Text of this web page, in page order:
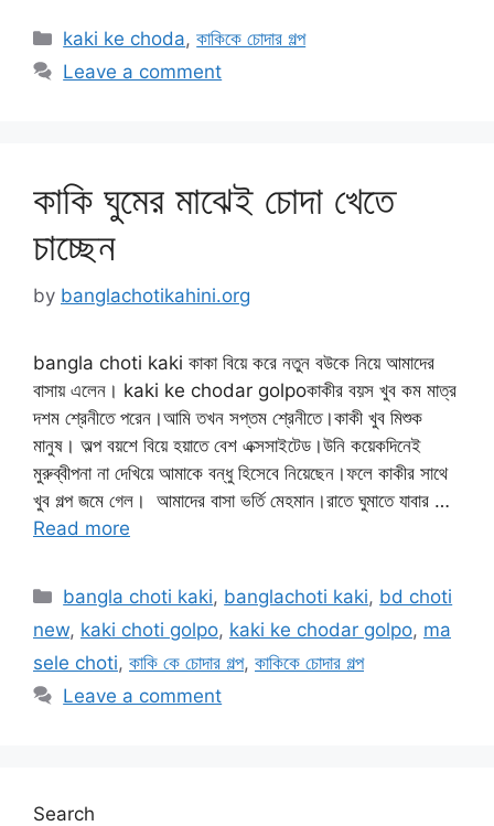
Categories
kaki ke choda,কাকিকে চোদার গল্প
Leave a comment
কাকি ঘুমের মাঝেই চোদা খেতে
চাচ্ছেন
by banglachotikahini.org
bangla choti kaki কাকা বিয়ে করে নতুন বউকে নিয়ে আমাদের
বাসায় এলেন। kaki ke chodar golpoকাকীর বয়স খুব কম মাত্র
দশম শ্রেনীতে পরেন।আমি তখন সপ্তম শ্রেনীতে।কাকী খুব মিশুক
মানুষ। অল্প বয়শে বিয়ে হয়াতে বেশ এক্সসাইটেড।উনি কয়েকদিনেই
মুরুব্বীপনা না দেখিয়ে আমাকে বন্ধু হিসেবে নিয়েছেন।ফলে কাকীর সাথে
খুব গল্প জমে গেল। আমাদের বাসা ভর্তি মেহমান।রাতে ঘুমাতে যাবার …
Read more
Categories
bangla choti kaki, banglachoti kaki, bd choti
new, kaki choti golpo, kaki ke chodar golpo, ma
sele choti, কাকি কে চোদার গল্প, কাকিকে চোদার গল্প
Leave a comment
Search